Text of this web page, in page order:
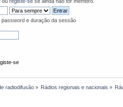
password e duração da sessão
se
radiodifusão» Rádios regionais e nacionais »